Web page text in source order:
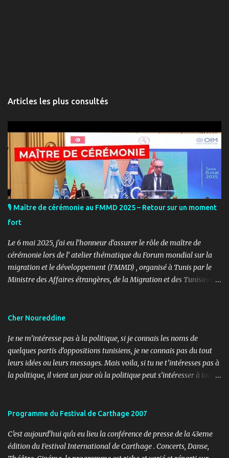
Articles les plus consultés
🎙️ Maître de cérémonie au FMMD 2025 – Retour sur un moment
fort
Le 6 mai 2025, j’ai eu l’honneur d’assurer le rôle de maître de
cérémonie lors de l’ atelier thématique du Forum mondial sur la
migration et le développement (FMMD) , organisé à Tunis par le
Ministre des Affaires étrangères, de la Migration et des Tunisiens à
niveau a rassemblé des diplomates, des experts de la diaspora, des
civile autour d’un objectif commun : renforcer le rôle stratégique
de la diaspora dans le développement durable, l’investissement et
la coopération internationale. 🎤 Mon rôle : donner le rythme,
porter la voix du dialogue En tant que maître de cérémonie, mon
moments d’ouverture, d’échanges et de clôture. Ce fut une expéri...
Cher Noureddine
Je ne m’intéresse pas à la politique, si je connais les noms de
quelques partis d’oppositions tunisiens, je ne connais pas du tout
leurs idées ou leurs messages. Mais voila, si tu ne t’intéresses pas à
la politique, il vient un jour où la politique peut s’intéresser à toi…
Ouatane ». Après informations, il s’agit de l’organe officiel d’un
non pas de l’article, mais du sujet (3 pages), c’est les adorateurs de
Satan en Tunisie. Noureddine Mbarki a réalisé une enquête sur le
Programme du Festival de Carthage 2007
C'est aujourd'hui qu'a eu lieu la conférence de presse de la 43eme
édition du Festival International de Carthage . Concerts, Danse,